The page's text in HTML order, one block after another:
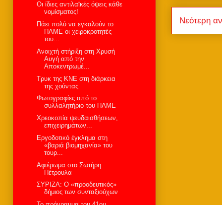
Νεότερη
Οι ίδιες αντιλαϊκές όψεις κάθε
νομίσματος!
Πάει πολύ να εγκαλούν το
ΠΑΜΕ οι χειροκροτητές
του...
Ανοιχτή στήριξη στη Χρυσή
Αυγή από την
Αποκεντρωμέ...
Tρυκ της ΚΝΕ στη διάρκεια
της χούντας
Φωτογραφίες από το
συλλαλητήριο του ΠΑΜΕ
Χρεοκοπία ψευδαισθήσεων,
επιχειρημάτων...
Εργοδοτικό έγκλημα στη
«βαριά βιομηχανία» του
τουρ...
Αφιέρωμα στο Σωτήρη
Πέτρουλα
ΣΥΡΙΖΑ: Ο «προοδευτικός»
δήμιος των συνταξιούχων